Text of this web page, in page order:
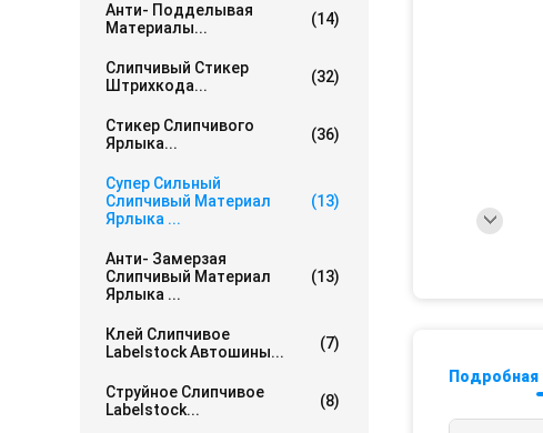
Анти- Подделывая
Материалы...
(14)
Слипчивый Стикер
Штрихкода...
(32)
Стикер Слипчивого
Ярлыка...
(36)
Супер Сильный
Слипчивый Материал
Ярлыка ...
(13)
Анти- Замерзая
Слипчивый Материал
Ярлыка ...
(13)
Клей Слипчивое
Labelstock Автошины...
(7)
Струйное Слипчивое
Labelstock...
(8)